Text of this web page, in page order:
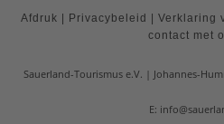
Afdruk Privacybeleid Verklaring
contact met
Sauerland-Tourismus e.V. Johannes-
E: